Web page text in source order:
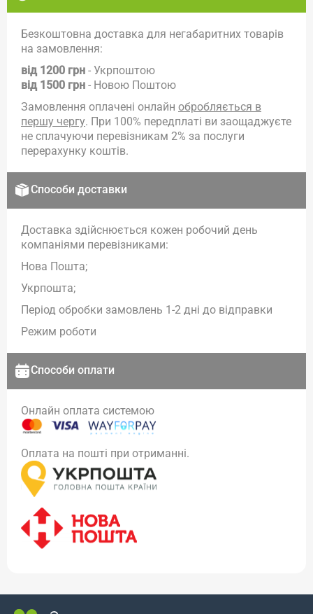
Безкоштовна доставка для негабаритних товарів
на замовлення:
від 1200 грн - Укрпоштою
від 1500 грн - Новою Поштою
Замовлення оплачені онлайн обробляється в
першу чергу. При 100% передплаті ви заощаджуєте
не сплачуючи перевізникам 2% за послуги
перерахунку коштів.
Способи доставки
Доставка здійснюється кожен робочий день
компаніями перевізниками:
Нова Пошта;
Укрпошта;
Період обробки замовлень 1-2 дні до відправки
Режим роботи
Способи оплати
Онлайн оплата системою
Оплата на пошті при отриманні.